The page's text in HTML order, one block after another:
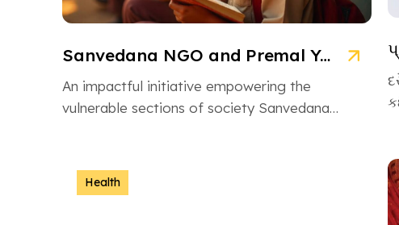
Sanvedana NGO and Premal Yojana: A Model of Social Service
An impactful initiative empowering the
vulnerable sections of society Sanvedana
dedicated […]
Health